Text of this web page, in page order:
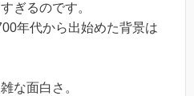
ぎるのです。
年代から出始めた背景は
な面白さ。